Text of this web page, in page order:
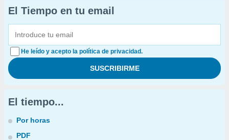
El Tiempo en tu email
He leído y acepto la política de privacidad.
El tiempo...
Por horas
PDF